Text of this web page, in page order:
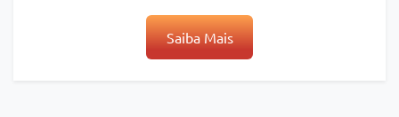
Saiba Mais